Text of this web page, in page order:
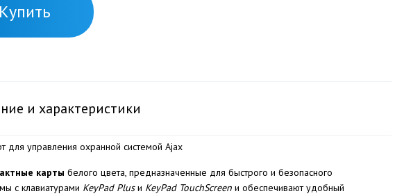
Купить
и характеристики
для управления охранной системой Ajax
карты белого цвета, предназначенные для быстрого и безопасного
с клавиатурами KeyPad Plusи KeyPad TouchScreen и обеспечивают удобный